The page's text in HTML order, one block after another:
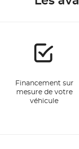
Financement sur
mesure de votre
véhicule